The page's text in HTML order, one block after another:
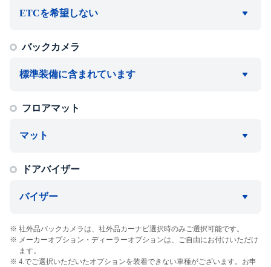
ETCを希望しない
バックカメラ
標準装備に含まれています
フロアマット
マット
ドアバイザー
バイザー
社外品バックカメラは、社外品カーナビ選択時のみご選択可能です。
メーカーオプション・ディーラーオプションは、ご自由にお付けいただけ
ます。
4.でご選択いただいたオプションを装着できない車種がございます。お申